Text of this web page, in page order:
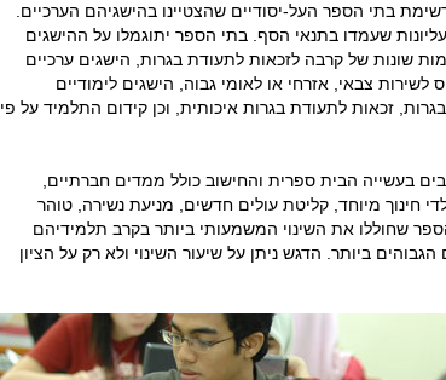
בתי הספר העל-יסודיים שהצטיינו בהישגיהם הערכיים.
נבחרו מתוך כ-700 חטיבות עליונות שעמדו בתנאי הסף. בתי הספר יתוגמלו על ההישגים
שונות של קרבה לזכאות לתעודת בגרות, הישגים ערכיים
לשירות צבאי, אזרחי או לאומי גבוה, הישגים לימודיים
זכאות לתעודת בגרות איכותית, וכן קידום התלמיד על פי
בעשייה הבית ספרית והחישוב כולל ממדים חברתיים,
חינוך מיוחד, קליטת עולים חדשים, מניעת נשירה, טוהר
שחוללו את השינוי המשמעותי ביותר בקרב תלמידיהם
ביותר. הדגש ניתן על שיעור השינוי ולא רק על הציון